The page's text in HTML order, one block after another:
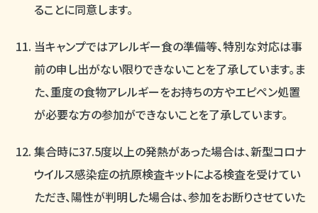
ることに同意します。
当キャンプではアレルギー食の準備等、特別な対応は事
前の申し出がない限りできないことを了承しています。ま
た、重度の食物アレルギーをお持ちの方やエピペン処置
が必要な方の参加ができないことを了承しています。
集合時に37.5度以上の発熱があった場合は、新型コロナ
ウイルス感染症の抗原検査キットによる検査を受けてい
ただき、陽性が判明した場合は、参加をお断りさせていた